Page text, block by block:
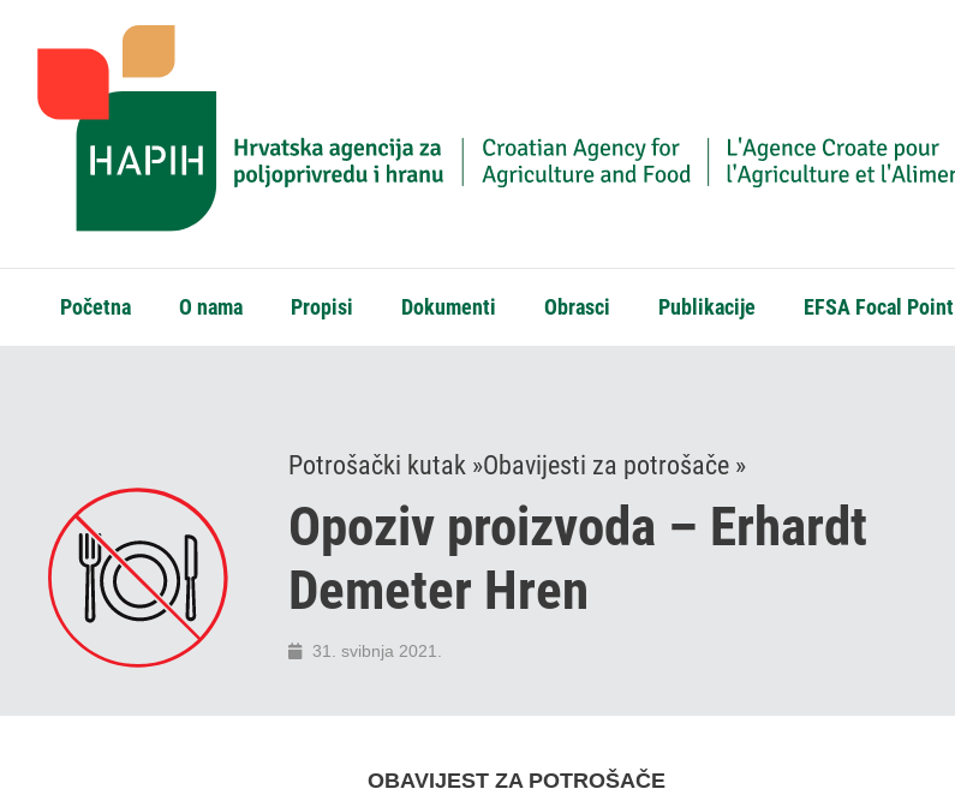
Početna O nama Propisi Dokumenti Obrasci Publikacije EFSA Focal Point
Potrošački kutak »Obavijesti za potrošače »
Opoziv proizvoda – Erhardt
Demeter Hren
31. svibnja 2021.
OBAVIJEST ZA POTROŠAČE